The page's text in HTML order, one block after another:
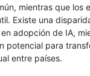
mientras que los
Existe una
adopción de IA,
potencial para
entre países.